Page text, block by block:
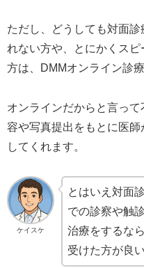
ただし、どうしても対面
れない方や、とにかくス
方は、DMMオンライン診
オンラインだからと言っ
容や写真提出をもとに医
してくれます。
ケイスケ
とはいえ対面
での診察や触
治療をするな
受けた方が良